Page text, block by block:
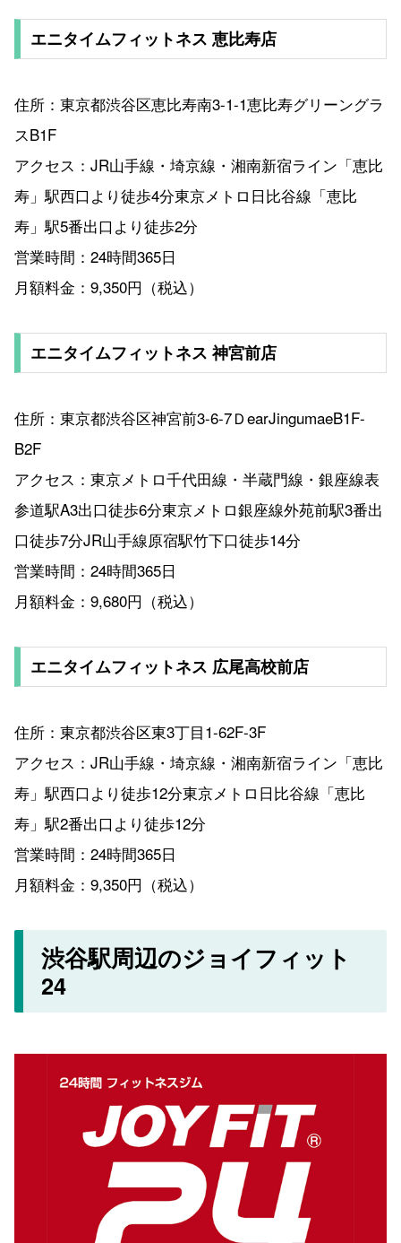
エニタイムフィットネス 恵比寿店
住所：東京都渋谷区恵比寿南3-1-1恵比寿グリーングラ
スB1F
アクセス：JR山手線・埼京線・湘南新宿ライン「恵比
寿」駅西口より徒歩4分東京メトロ日比谷線「恵比
寿」駅5番出口より徒歩2分
営業時間：24時間365日
月額料金：9,350円（税込）
エニタイムフィットネス 神宮前店
住所：東京都渋谷区神宮前3-6-7ＤearJingumaeB1F-
B2F
アクセス：東京メトロ千代田線・半蔵門線・銀座線表
参道駅A3出口徒歩6分東京メトロ銀座線外苑前駅3番出
口徒歩7分JR山手線原宿駅竹下口徒歩14分
営業時間：24時間365日
月額料金：9,680円（税込）
エニタイムフィットネス 広尾高校前店
住所：東京都渋谷区東3丁目1-62F-3F
アクセス：JR山手線・埼京線・湘南新宿ライン「恵比
寿」駅西口より徒歩12分東京メトロ日比谷線「恵比
寿」駅2番出口より徒歩12分
営業時間：24時間365日
月額料金：9,350円（税込）
渋谷駅周辺のジョイフィット
24